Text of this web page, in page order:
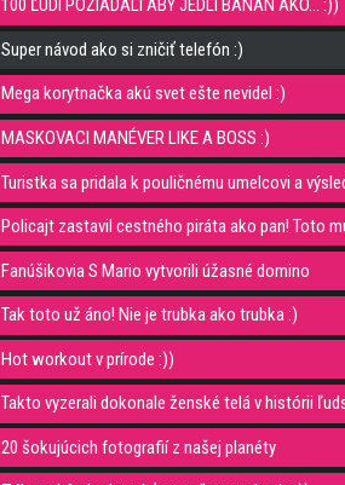
100 ĽUDÍ POŽIADALI ABY JEDLI BANÁN AKO... :))
Super návod ako si zničiť telefón :)
Mega korytnačka akú svet ešte nevidel :)
MASKOVACI MANÉVER LIKE A BOSS :)
Turistka sa pridala k pouličnému umelcovi a
Policajt zastavil cestného piráta ako pan! Toto
Fanúšikovia S Mario vytvorili úžasné domino
Tak toto už áno! Nie je trubka ako trubka :)
Hot workout v prírode :))
Takto vyzerali dokonale ženské telá v histórii
20 šokujúcich fotografií z našej planéty